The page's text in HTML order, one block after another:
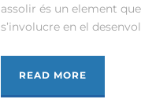
assolir és un element
s’involucre en el
READ MORE